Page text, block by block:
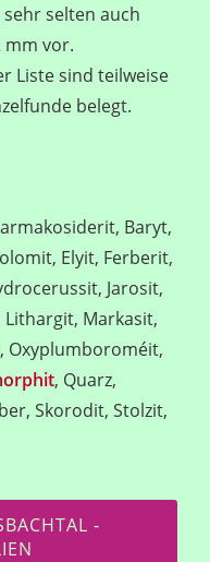
selten auch
mm vor.
Liste sind teilweise
belegt.
Baryt,
Elyit, Ferberit,
Jarosit,
Markasit,
Oxyplumboroméit,
, Quarz,
Skorodit, Stolzit,
-